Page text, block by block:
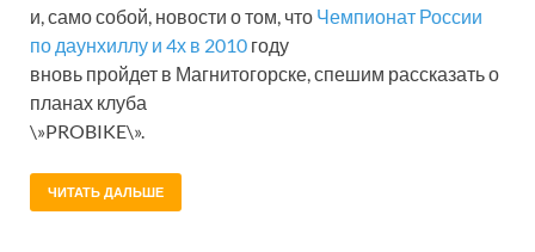
и, само собой, новости о том, что Чемпионат России
по даунхиллу и 4х в 2010 году
вновь пройдет в Магнитогорске, спешим рассказать о
планах клуба
\»PROBIKE\».
ЧИТАТЬ ДАЛЬШЕ